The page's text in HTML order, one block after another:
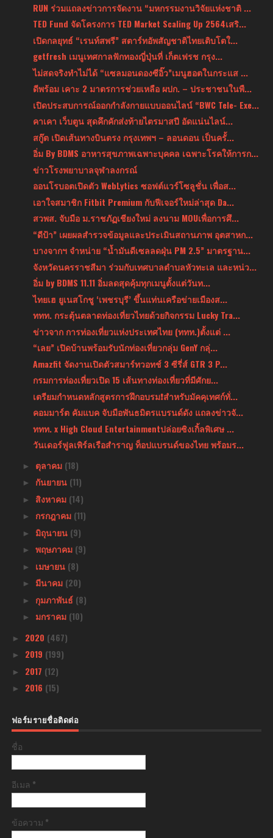
RUN ร่วมแถลงข่าวการจัดงาน “มหกรรมงานวิจัยแห่งชาติ ...
TED Fund จัดโครงการ TED Market Scaling Up 2564เสริ...
เปิดกลยุทธ์ “เรนท์สพรี” สตาร์ทอัพสัญชาติไทยเติบโตใ...
getfresh เมนูเทศกาลฟักทองญี่ปุ่นที่ เก็ตเฟรช กรุง...
ไม่สดจริงทำไม่ได้ “แซลมอนดองซีอิ๊ว”เมนูฮอตในกระแส ...
ดีพร้อม เคาะ 2 มาตรการช่วยเหลือ ผปก. – ประชาชนในพื...
เปิดประสบการณ์ออกกำลังกายแบบออนไลน์ “BWC Tele- Exe...
คาเคา เว็บตูน สุดคึกคักส่งท้ายไตรมาสปี อัดแน่นไลน์...
สกู๊ต เปิดเส้นทางบินตรง กรุงเทพฯ – ลอนดอน เป็นครั้...
อิ่ม By BDMS อาหารสุขภาพเฉพาะบุคคล เฉพาะโรคให้การก...
ข่าวโรงพยาบาลจุฬาลงกรณ์
ออนโรบอตเปิดตัว WebLytics ซอฟต์แวร์โซลูชั่น เพื่อส...
เอาใจสมาชิก Fitbit Premium กับฟีเจอร์ใหม่ล่าสุด Da...
สวพส. จับมือ ม.ราชภัฏเชียงใหม่ ลงนาม MOUเพื่อการศึ...
“ดีป้า” เผยผลสํารวจข้อมูลและประเมินสถานภาพ อุตสาหก...
บางจากฯ จำหน่าย “น้ำมันดีเซลลดฝุ่น PM 2.5” มาตรฐาน...
จังหวัดนครราชสีมา ร่วมกับเทศบาลตำบลหัวทะเล และหน่ว...
อิ่ม by BDMS 11.11 อิ่มลดสุดคุ้มทุกเมนูตั้งแต่วันท...
ไทยเฮ ยูเนสโกชู ‘เพชรบุรี’ ขึ้นแท่นเครือข่ายเมืองส...
ททท. กระตุ้นตลาดท่องเที่ยวไทยด้วยกิจกรรม Lucky Tra...
ข่าวจาก การท่องเที่ยวแห่งประเทศไทย (ททท.)ตั้งแต่ ...
“เลย” เปิดบ้านพร้อมรับนักท่องเที่ยวกลุ่ม GenY กลุ่...
Amazfit จัดงานเปิดตัวสมาร์ทวอทช์ 3 ซีรี่ส์ GTR 3 P...
กรมการท่องเที่ยวเปิด 15 เส้นทางท่องเที่ยวที่มีศักย...
เตรียมกำหนดหลักสูตรการฝึกอบรม❗️สำหรับมัคคุเทศก์ทั่...
คอมมาร์ต คัมแบค จับมือพันธมิตรแบรนด์ดัง แถลงข่าวจั...
ททท. x High Cloud Entertainmentปล่อยซิงเกิ้ลพิเศษ ...
วันเดอร์ฟูลเพิร์ลเรือสำราญ ท็อปแบรนด์ของไทย พร้อมร...
► ตุลาคม (18)
► กันยายน (11)
► สิงหาคม (14)
► กรกฎาคม (11)
► มิถุนายน (9)
► พฤษภาคม (9)
► เมษายน (8)
► มีนาคม (20)
► กุมภาพันธ์ (8)
► มกราคม (10)
► 2020 (467)
► 2019 (199)
► 2017 (12)
► 2016 (15)
ฟอร์มรายชื่อติดต่อ
ชื่อ
อีเมล *
ข้อความ *